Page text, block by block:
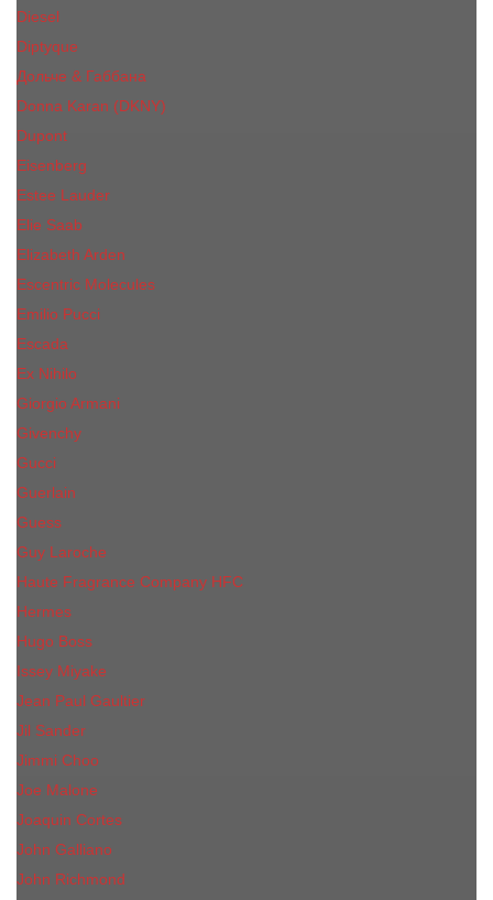
Diesel
Diptyque
Дольче & Габбана
Donna Karan (DKNY)
Dupont
Eisenberg
Еsteе Lаudеr
Elie Saab
Elizabeth Arden
Escentric Molecules
Emilio Pucci
Escada
Ex Nihilo
Giorgio Armani
Givenchy
Gucci
Guerlain
Guess
Guy Laroche
Haute Fragrance Company HFC
Hermes
Hugo Boss
Issey Miyake
Jean Paul Gaultier
Jil Sander
Jimmi Choo
Jое Malоnе
Joaquin Cortes
John Galliano
John Richmond